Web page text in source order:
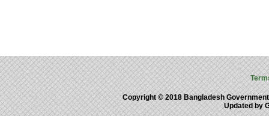
Copyright © 2018 Bangladesh
Updated by